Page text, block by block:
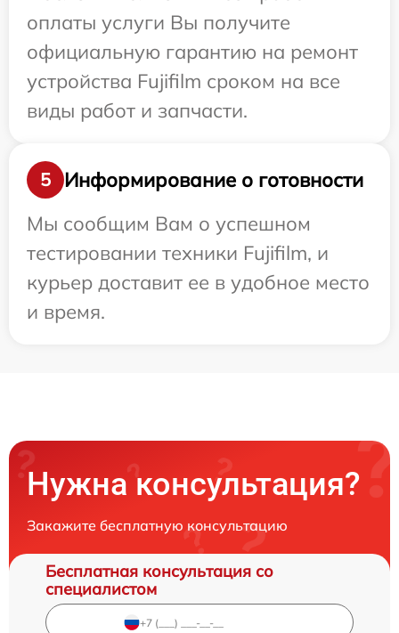
оплаты услуги Вы получите
официальную гарантию на ремонт
устройства Fujifilm сроком на все
виды работ и запчасти.
5
Информирование о готовности
Мы сообщим Вам о успешном
тестировании техники Fujifilm, и
курьер доставит ее в удобное место
и время.
Нужна консультация?
Закажите бесплатную консультацию
Бесплатная консультация со
специалистом